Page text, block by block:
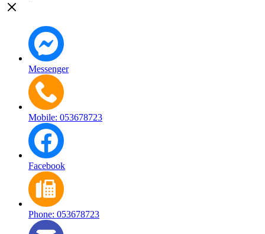
Messenger
Mobile: 053678723
Facebook
Phone: 053678723